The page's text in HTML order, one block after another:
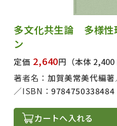
多文化共生論 多様性
ン
定価 2,640円 （本体 2,400
著者名： 加賀美常美代編著
ISBN：9784750338484
カートへ入れる